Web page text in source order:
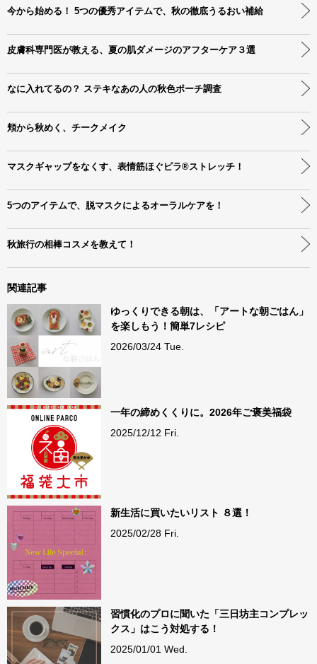
今から始める！ 5つの優秀アイテムで、秋の徹底うるおい補給
皮膚科専門医が教える、夏の肌ダメージのアフターケア３選
なに入れてるの？ ステキなあの人の秋色ポーチ調査
頬から秋めく、チークメイク
マスクギャップをなくす、表情筋ほぐピラ®ストレッチ！
5つのアイテムで、脱マスクによるオーラルケアを！
秋旅行の相棒コスメを教えて！
関連記事
ゆっくりできる朝は、「アートな朝ごはん」
を楽しもう！簡単7レシピ
2026/03/24 Tue.
一年の締めくくりに。2026年ご褒美福袋
2025/12/12 Fri.
新生活に買いたいリスト ８選！
2025/02/28 Fri.
習慣化のプロに聞いた「三日坊主コンプレッ
クス」はこう対処する！
2025/01/01 Wed.